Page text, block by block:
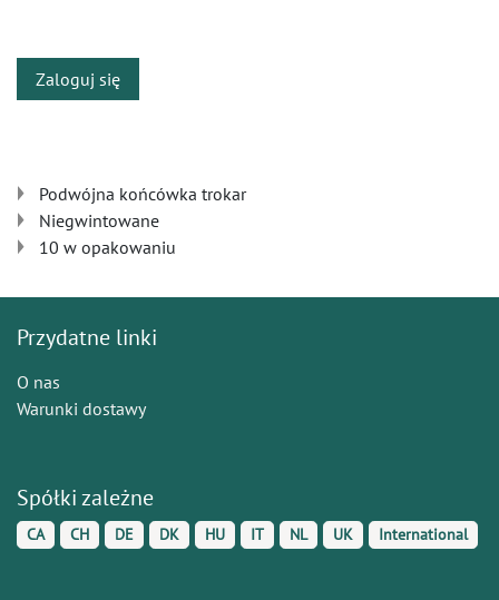
Zaloguj się
Podwójna końcówka trokar
Niegwintowane
10 w opakowaniu
Przydatne linki
O nas
Warunki dostawy
Spółki zależne
CA CH DE DK HU IT NL UK International